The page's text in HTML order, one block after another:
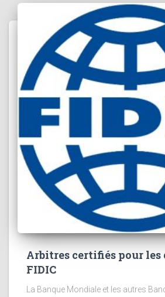
Arbitres certifiés pour
FIDIC
La Banque Mondiale et les autres